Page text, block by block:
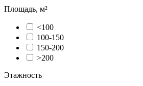
Площадь, м²
<100
100-150
150-200
>200
Этажность